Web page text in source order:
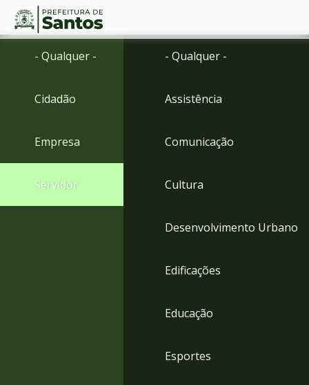
Ir
menu
para
Conteúdo
- Qualquer -
Cidadão
Empresa
Servidor
- Qualquer -
Assistência
Comunicação
Cultura
Desenvolvimento Urbano
Edificações
Educação
Esportes